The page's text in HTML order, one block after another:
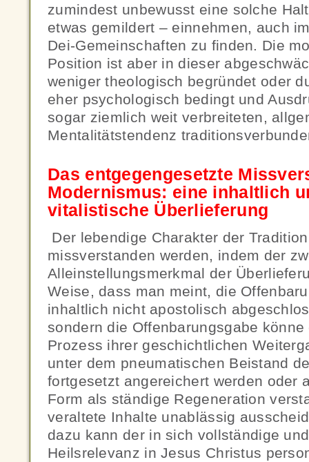
zumindest unbewusst eine solche
etwas gemildert – einnehmen, auch
Dei-Gemeinschaften zu finden. Die
Position ist aber in dieser
weniger theologisch begründet oder
eher psychologisch bedingt und
sogar ziemlich weit verbreiteten,
Mentalitätstendenz
Das entgegengesetzte
Modernismus: eine inhaltlich
vitalistische Überlieferung
Der lebendige Charakter der
missverstanden werden, indem der
Alleinstellungsmerkmal der
Weise, dass man meint, die
inhaltlich nicht apostolisch
sondern die Offenbarungsgabe
Prozess ihrer geschichtlichen
unter dem pneumatischen Beistand
fortgesetzt angereichert werden oder
Form als ständige Regeneration
veraltete Inhalte unablässig
dazu kann der in sich vollständige
Heilsrelevanz in Jesus Christus